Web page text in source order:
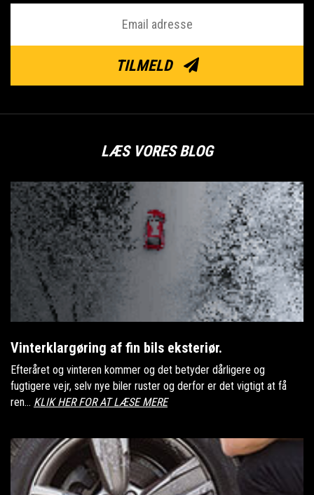
TILMELD
LÆS VORES BLOG
Vinterklargøring af fin bils eksteriør.
Efteråret og vinteren kommer og det betyder dårligere og
fugtigere vejr, selv nye biler ruster og derfor er det vigtigt at få
ren... KLIK HER FOR AT LÆSE MERE